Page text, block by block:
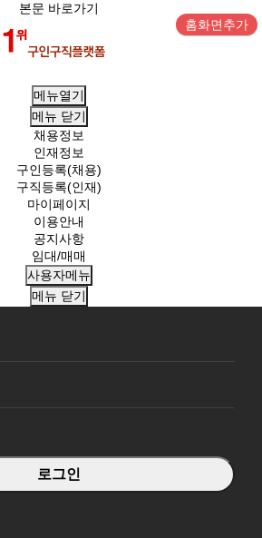
본문 바로가기
홈화면추가
메뉴열기
메뉴 닫기
채용정보
인재정보
구인등록(채용)
구직등록(인재)
마이페이지
이용안내
공지사항
임대/매매
사용자메뉴
메뉴 닫기